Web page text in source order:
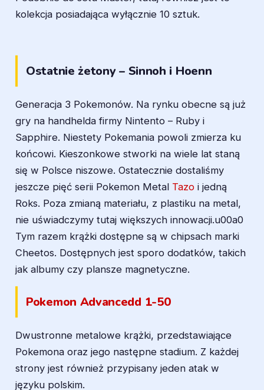
kolekcja posiadająca wyłącznie 10 sztuk.
Ostatnie żetony – Sinnoh i Hoenn
Generacja 3 Pokemonów. Na rynku obecne są już
gry na handhelda firmy Nintento – Ruby i
Sapphire. Niestety Pokemania powoli zmierza ku
końcowi. Kieszonkowe stworki na wiele lat staną
się w Polsce niszowe. Ostatecznie dostaliśmy
jeszcze pięć serii Pokemon Metal Tazo i jedną
Roks. Poza zmianą materiału, z plastiku na metal,
nie uświadczymy tutaj większych innowacji.u00a0
Tym razem krążki dostępne są w chipsach marki
Cheetos. Dostępnych jest sporo dodatków, takich
jak albumy czy plansze magnetyczne.
Pokemon Advancedd 1-50
Dwustronne metalowe krążki, przedstawiające
Pokemona oraz jego następne stadium. Z każdej
strony jest również przypisany jeden atak w
języku polskim.